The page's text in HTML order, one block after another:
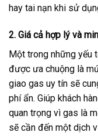
hay tai nạn khi sử
2. Giá cả hợp lý và
Một trong những yếu
được ưa chuộng là
giao gas uy tín sẽ
phí ẩn. Giúp khách
quan trọng vì gas là
sẽ cần đến một dịch